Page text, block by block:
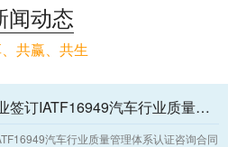
闻动态
共赢、共生
科莱与知名某什模具企业签订IATF16949汽车行业质量管理体系认证咨询合同
汽车行业质量管理体系认证咨询合同